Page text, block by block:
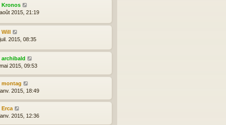
Kronos
2015, 21:19
Will
2015, 08:35
archibald
2015, 09:53
montag
2015, 18:49
Erca
2015, 12:36